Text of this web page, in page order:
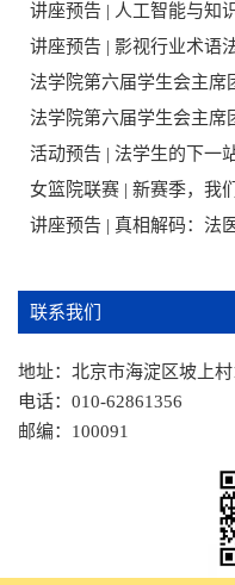
讲座预告 | 人工智能与知
讲座预告 | 影视行业术语
法学院第六届学生会主席
法学院第六届学生会主席
女篮院联赛 | 新赛季，我
讲座预告 | 真相解码：法
联系我们
地址：北京市海淀区坡上村
电话：010-62861356
邮编：100091